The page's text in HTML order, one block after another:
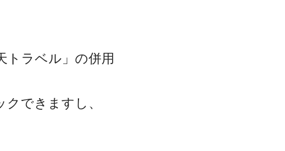
トラベル」の併用
できますし、